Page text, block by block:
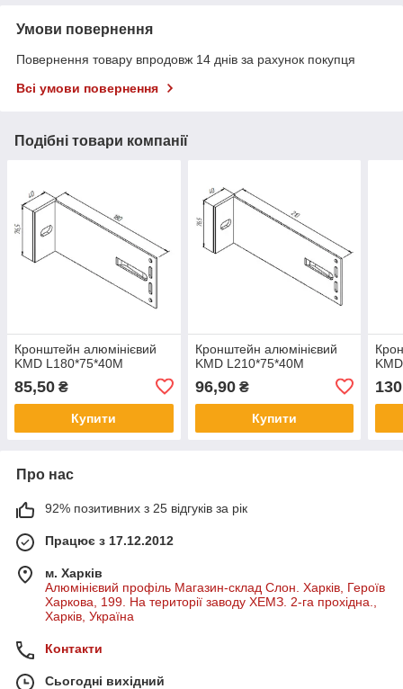
Умови повернення
Повернення товару впродовж 14 днів за рахунок покупця
Всі умови повернення
Подібні товари компанії
Кронштейн алюмінієвий
KMD L180*75*40M
85,50 ₴
Купити
Кронштейн алюмінієвий
KMD L210*75*40M
96,90₴
Купити
Про нас
92% позитивних з 25 відгуків за рік
Працює з 17.12.2012
м. Харків
Алюмінієвий профіль Магазин-склад Слон. Харків, Героїв
Харкова, 199. На території заводу ХЕМЗ. 2-га прохідна.,
Харків, Україна
Контакти
Сьогодні вихідний